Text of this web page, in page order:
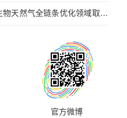
物天然气全链条优化领域取得
官方微博